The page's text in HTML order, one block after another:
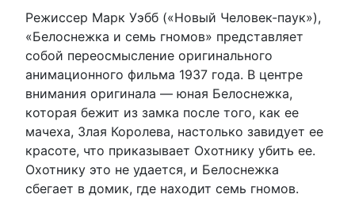
Режиссер Марк Уэбб («Новый Человек-паук»),
«Белоснежка и семь гномов» представляет
собой переосмысление оригинального
анимационного фильма 1937 года. В центре
внимания оригинала — юная Белоснежка,
которая бежит из замка после того, как ее
мачеха, Злая Королева, настолько завидует ее
красоте, что приказывает Охотнику убить ее.
Охотнику это не удается, и Белоснежка
сбегает в домик, где находит семь гномов.